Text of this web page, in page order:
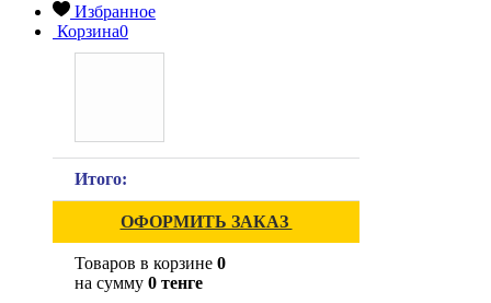
Избранное
Корзина0
Итого:
ОФОРМИТЬ ЗАКАЗ
Товаров в корзине 0
на сумму 0 тенге